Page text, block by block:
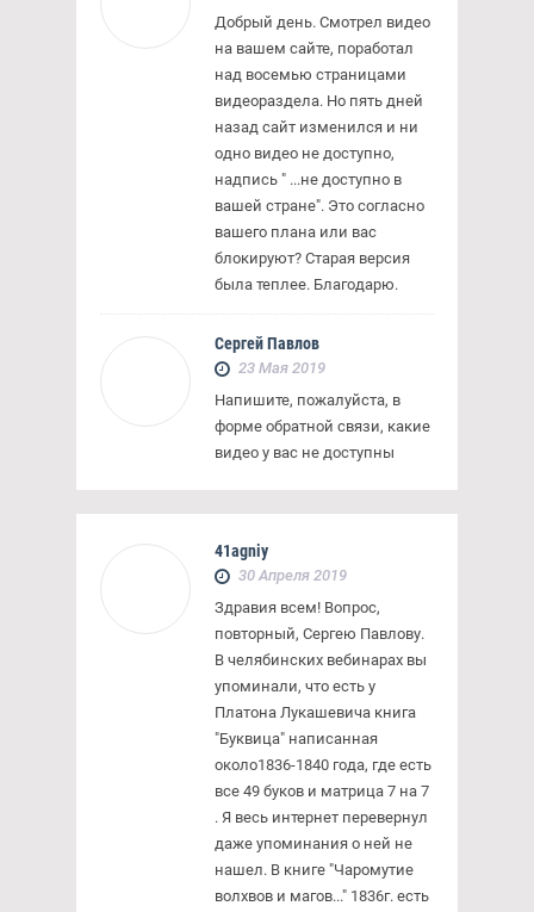
Добрый день. Смотрел видео
на вашем сайте, поработал
над восемью страницами
видеораздела. Но пять дней
назад сайт изменился и ни
одно видео не доступно,
надпись " ...не доступно в
вашей стране". Это согласно
вашего плана или вас
блокируют? Старая версия
была теплее. Благодарю.
Сергей Павлов
23 Мая 2019
Напишите, пожалуйста, в
форме обратной связи, какие
видео у вас не доступны
41agniy
30 Апреля 2019
Здравия всем! Вопрос,
повторный, Сергею Павлову.
В челябинских вебинарах вы
упоминали, что есть у
Платона Лукашевича книга
″Буквица″ написанная
около1836-1840 года, где есть
все 49 буков и матрица 7 на 7
. Я весь интернет перевернул
даже упоминания о ней не
нашел. В книге ″Чаромутие
волхвов и магов...″ 1836г. есть